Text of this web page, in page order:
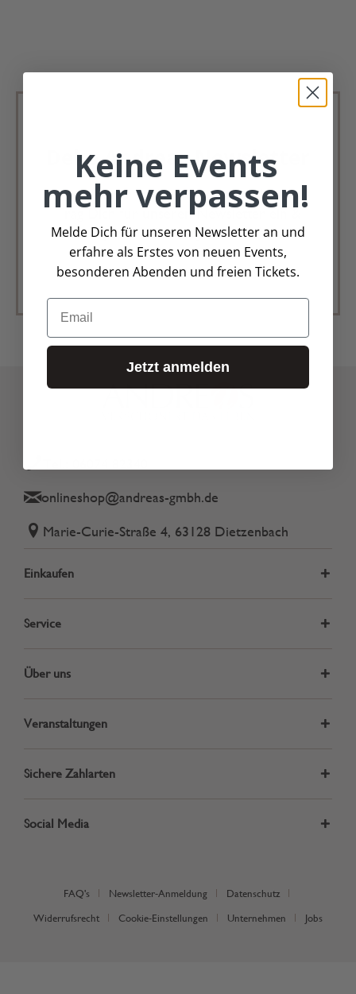
Deko Andreas Newsletter
Immer schön, immer aktuell.
Trag Dich für unseren Newsletter ein &
verpasse keine Angebote mehr
Zur Newsletter Anmeldung
onlineshop@andreas-gmbh.de
Marie-Curie-Straße 4, 63128 Dietzenbach
Einkaufen
Service
Über uns
Veranstaltungen
Sichere Zahlarten
Social Media
FAQ's Newsletter-Anmeldung Datenschutz
Widerrufsrecht Cookie-Einstellungen Unternehmen Jobs
Keine Events
mehr verpassen!
Melde Dich für unseren Newsletter an und
erfahre als Erstes von neuen Events,
besonderen Abenden und freien Tickets.
Email
Jetzt anmelden